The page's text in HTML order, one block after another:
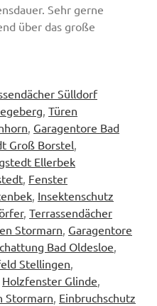
Sehr gerne
über das große
Sülldorf
Türen
Garagentore Bad
Groß Borstel
Ellerbek
Fenster
Insektenschutz
, Terrassendächer
Stormarn Garagentore
Bad Oldesloe
Stellingen
Holzfenster Glinde
Stormarn Einbruchschutz